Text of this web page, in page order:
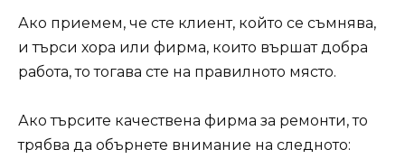
Ако приемем, че сте клиент, който се съмнява,
и търси хора или фирма, които вършат добра
работа, то тогава сте на правилното място.
Ако търсите качествена фирма за ремонти, то
трябва да обърнете внимание на следното: